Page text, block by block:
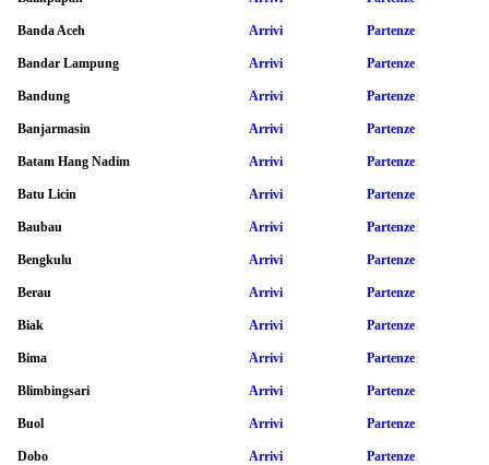
Banda Aceh Arrivi Partenze
Bandar Lampung Arrivi Partenze
Bandung Arrivi Partenze
Banjarmasin Arrivi Partenze
Batam Hang Nadim Arrivi Partenze
Batu Licin Arrivi Partenze
Baubau Arrivi Partenze
Bengkulu Arrivi Partenze
Berau Arrivi Partenze
Biak Arrivi Partenze
Bima Arrivi Partenze
Blimbingsari Arrivi Partenze
Buol Arrivi Partenze
Dobo Arrivi Partenze